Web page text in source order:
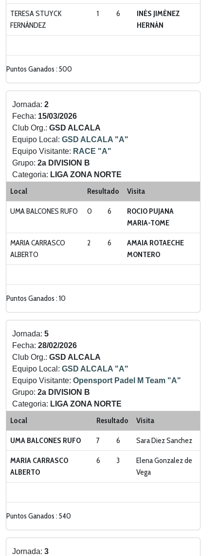
TERESA STUYCK
FERNÁNDEZ
1 6
INÉS JIMÉNEZ
HERNÁN
Puntos Ganados : 500
Jornada: 2
Fecha: 15/03/2026
Club Org.: GSD ALCALA
Equipo Local: GSD ALCALA "A"
Equipo Visitante: RACE "A"
Grupo: 2a DIVISION B
Categoria: LIGA ZONA NORTE
Local Resultado Visita
UMA BALCONES RUFO 0 6
ROCIO PUJANA
MARIA-TOME
MARIA CARRASCO
ALBERTO
2 6
AMAIA ROTAECHE
MONTERO
Puntos Ganados : 10
Jornada: 5
Fecha: 28/02/2026
Club Org.: GSD ALCALA
Equipo Local: GSD ALCALA "A"
Equipo Visitante: Opensport Padel M Team "A"
Grupo: 2a DIVISION B
Categoria: LIGA ZONA NORTE
Local Resultado Visita
UMA BALCONES RUFO 7 6 Sara Diez Sanchez
MARIA CARRASCO
ALBERTO
6 3
Elena Gonzalez de
Vega
Puntos Ganados : 540
Jornada: 3